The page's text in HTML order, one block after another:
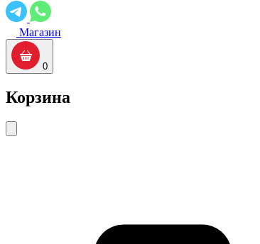
Магазин
0
Корзина